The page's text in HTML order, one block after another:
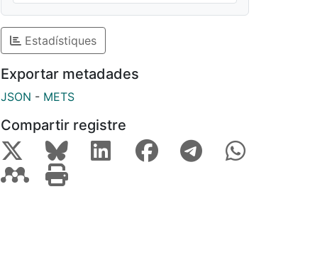
Estadístiques
Exportar metadades
JSON - METS
Compartir registre